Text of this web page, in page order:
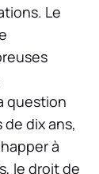
Le
question
dix ans,
à
le droit de